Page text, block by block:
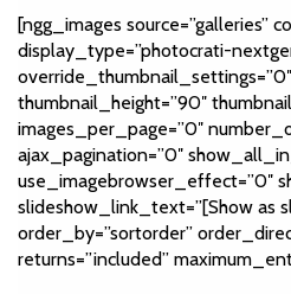
[ngg_images source=”galleries”
display_type=”photocrati-
thumbnail_height=”90″
images_per_page=”0″
ajax_pagination=”0″
use_imagebrowser_effect=”0″
slideshow_link_text=”[Show as
order_by=”sortorder”
returns=”included”